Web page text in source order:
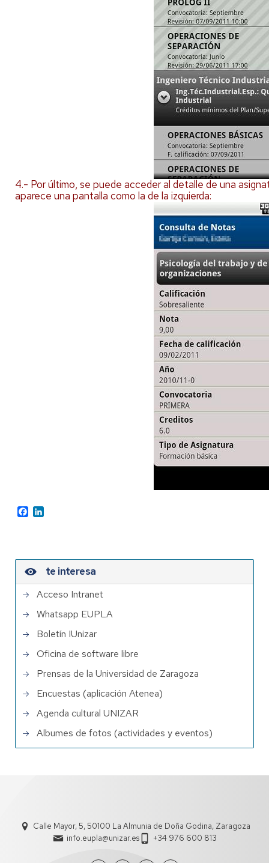
4.- Por último, se puede acceder al detalle de una
aparece una pantalla como la de la izquierda:
Facebook
te interesa
Acceso Intranet
Whatsapp EUPLA
Boletín IUnizar
Oficina de software libre
Prensas de la Universidad de Zaragoza
Encuestas (aplicación Atenea)
Agenda cultural UNIZAR
Albumes de fotos (actividades y eventos)
Calle Mayor, 5, 50100 La Almunia de Doña Godina, Zaragoza
info.eupla@unizar.es
+34 976 600 813